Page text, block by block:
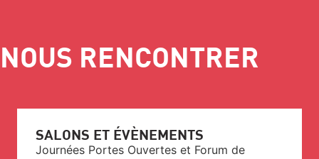
NOUS RENCONTRER
SALONS ET ÉVÈNEMENTS
Journées Portes Ouvertes et Forum de